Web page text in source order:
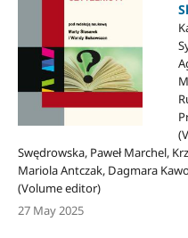
Swędrowska, Paweł Marchel,
Mariola Antczak, Dagmara
(Volume editor)
27 May 2025